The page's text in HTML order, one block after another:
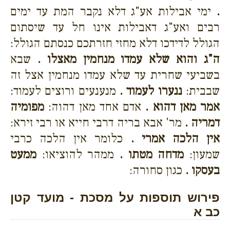
. ימי אבילות אע"ג דלא נקבר המת עד ימים
רבים ואע"ג דאבילות אינו חל עד שיסתום
הגולל לדידכו דלא מחזי חזרתכם כנסתם הגולל:
ה"ג והוא שלא עמדו מנחמין מאצלו . שבא
בשביעי שחרית עד שלא עמדו מנחמין אצל זה
שבבית:ננערו לעמוד . מנענעים ורוצים לעמוד:
אמר מאן דהוא . אדם אחד מאן דהוה: מפומיה
דמריה . מר' אבא בריה דרבי חייא או רבי זירא:
אין הלכה אמרי . כלומר אין הלכה כרבי
שמעון: מדחה מטתו . ממהר להוציאו: ממעט
בעסקו . כגון סחורה:
פירוש תוספות על מסכת - מועד קטן
כב א